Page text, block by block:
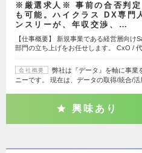
※厳選求人※ 事前の合否判定
も可能。ハイクラス DX専門
ンスリーが、年収交渉、…
【仕事概要】 新規事業である経営層向け
部門の立ち上げをお任せします。 CxO /
会社概要
弊社は『データ』を軸に事業
ニーです。 現在は、データの取得/統合/
興味あり